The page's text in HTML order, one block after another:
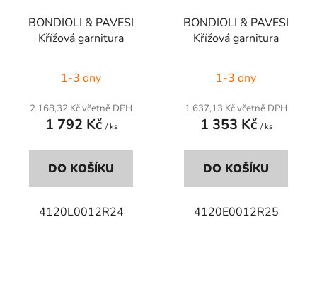
BONDIOLI & PAVESI
Křížová garnitura
1-3 dny
2 168,32 Kč včetně DPH
1 792 Kč / ks
DO KOŠÍKU
4120L0012R24
BONDIOLI & PAVESI
Křížová garnitura
1-3 dny
1 637,13 Kč včetně DPH
1 353 Kč / ks
DO KOŠÍKU
4120E0012R25